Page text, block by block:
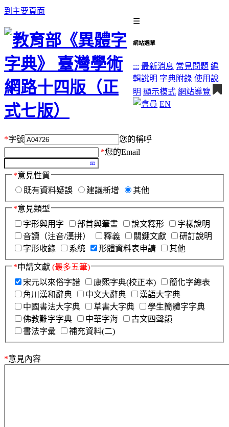
到主要頁面
☰
網站選單
::: 最新消息 常見問題 編
輯說明 字典附錄 使用說
明 顯示模式 網站導覽
EN
*字號
您的稱呼
*您的Email
*意見性質
既有資料疑誤
建議新增 其他
*意見類型
字形與用字
部首與筆畫 說文釋形
字樣說明
音讀（注音/漢拼）
釋義 關鍵文獻
研訂說明
字形收錄
系統 形體資料表申請 其他
*申請文獻 (最多五筆)
宋元以來俗字譜
康熙字典(校正本)
簡化字總表
角川漢和辭典
中文大辭典
漢語大字典
中國書法大字典
草書大字典
學生簡體字字典
佛教難字字典
中華字海
古文四聲韻
書法字彙
補充資料(二)
*意見內容